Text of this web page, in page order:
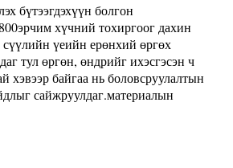
бүтээгдэхүүн болгон
эрчим хүчний тохиргоог дахин
үеийн ерөнхий өргөх
тул өргөн, өндрийг ихэсгэсэн ч
хэвээр байгаа нь боловсруулалтын
сайжруулдаг.материалын